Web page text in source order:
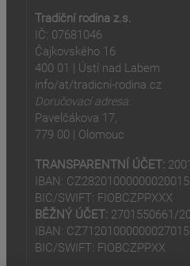
Tradiční rodina z.s.
IČ: 07681046
Čajkovského 16
400 01 | Ústí nad Labem
info/at/tradicni-rodina.cz
Doručovací adresa:
Pavelčákova 17,
779 00 | Olomouc
TRANSPARENTNÍ ÚČET:
IBAN:
BIC/SWIFT: FIOBCZPPXXX
BĚŽNÝ ÚČET: 2701550661/
IBAN:
BIC/SWIFT: FIOBCZPPXX